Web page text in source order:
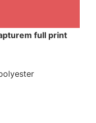
full print